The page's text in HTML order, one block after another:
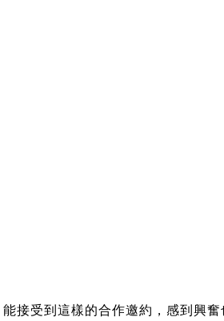
受到這樣的合作邀約，感到興奮